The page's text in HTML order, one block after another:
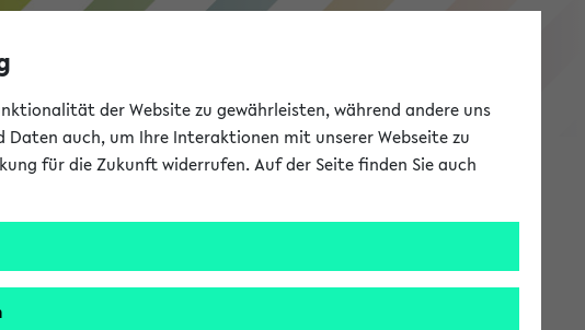
eKVV
der Website zu gewährleisten, während andere uns
Daten auch, um Ihre Interaktionen mit unserer Webseite zu
für die Zukunft widerrufen. Auf der Seite finden Sie auch